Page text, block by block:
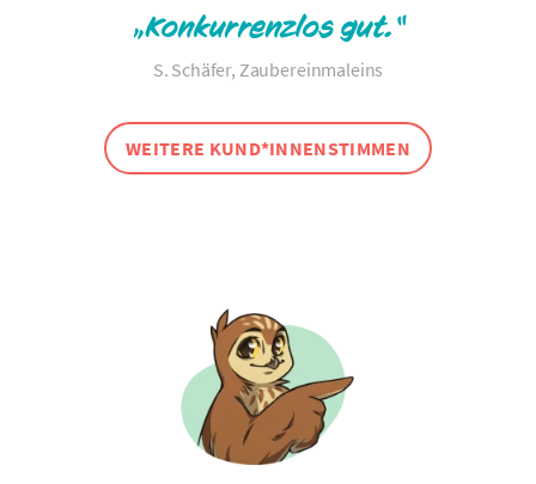
„Konkurrenzlos gut.“
S. Schäfer, Zaubereinmaleins
WEITERE KUND*INNENSTIMMEN